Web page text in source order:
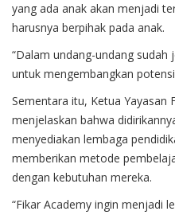
yang ada anak akan menjadi
harusnya berpihak pada anak.
“Dalam undang-undang sudah
untuk mengembangkan
Sementara itu, Ketua Yayasan
menjelaskan bahwa
menyediakan lembaga
memberikan metode
dengan kebutuhan mereka.
“Fikar Academy ingin menjadi